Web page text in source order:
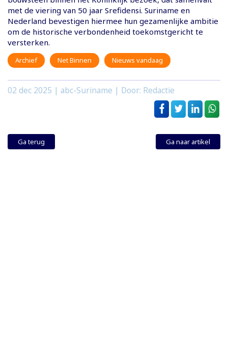
met de viering van 50 jaar Srefidensi. Suriname en
Nederland bevestigen hiermee hun gezamenlijke ambitie
om de historische verbondenheid toekomstgericht te
versterken.
Archief Net Binnen Nieuws vandaag
02 dec 2025 | abc-Suriname | Door: Redactie
Ga terug Ga naar artikel